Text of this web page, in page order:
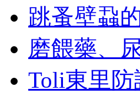
跳蚤壁蝨
磨餵藥、
Toli東里